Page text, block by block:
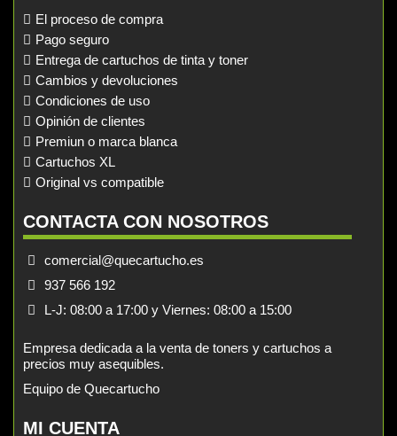
El proceso de compra
Pago seguro
Entrega de cartuchos de tinta y toner
Cambios y devoluciones
Condiciones de uso
Opinión de clientes
Premiun o marca blanca
Cartuchos XL
Original vs compatible
CONTACTA CON NOSOTROS
comercial@quecartucho.es
937 566 192
L-J: 08:00 a 17:00 y Viernes: 08:00 a 15:00
Empresa dedicada a la venta de toners y cartuchos a
precios muy asequibles.
Equipo de Quecartucho
MI CUENTA